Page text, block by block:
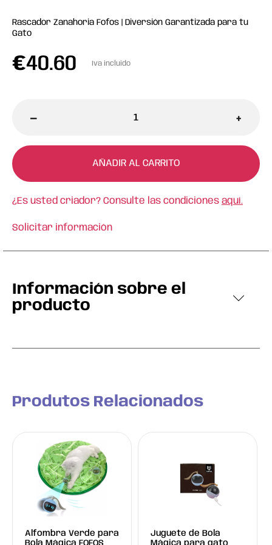
Rascador Zanahoria Fofos | Diversión Garantizada para tu
Gato
€40.60 Iva incluido
- +
AÑADIR AL CARRITO
¿Es usted criador? Consulte las condiciones aquí.
Solicitar información
Información sobre el
producto
Produtos Relacionados
Alfombra Verde para
Bola Mágica FOFOS
Juguete de Bola
Mágica para gato